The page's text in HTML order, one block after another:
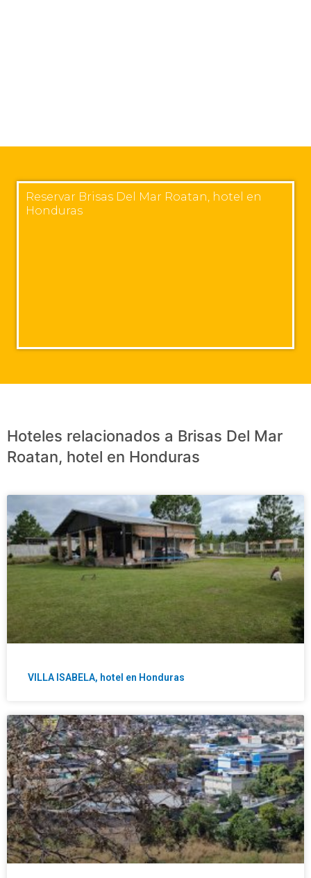
Reservar Brisas Del Mar Roatan, hotel en
Honduras
Hoteles relacionados a Brisas Del Mar
Roatan, hotel en Honduras
VILLA ISABELA, hotel en Honduras